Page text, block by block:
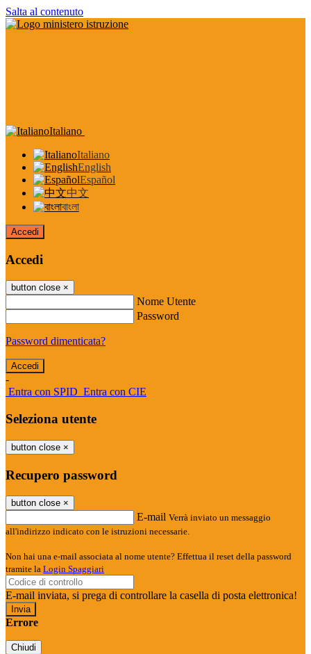
Salta al contenuto
Italiano
Italiano
English
Español
中文
বাংলা
Accedi
Accedi
button close ×
Nome Utente
Password
Password dimenticata?
-
Entra con SPID Entra con CIE
Seleziona utente
button close ×
Recupero password
button close ×
E-mail Verrà inviato un messaggio
all'indirizzo indicato con le istruzioni necessarie.
Non hai una e-mail associata al nome utente? Effettua il reset della password
tramite la Login Spaggiari
E-mail inviata, si prega di controllare la casella di posta elettronica!
Errore
Chiudi